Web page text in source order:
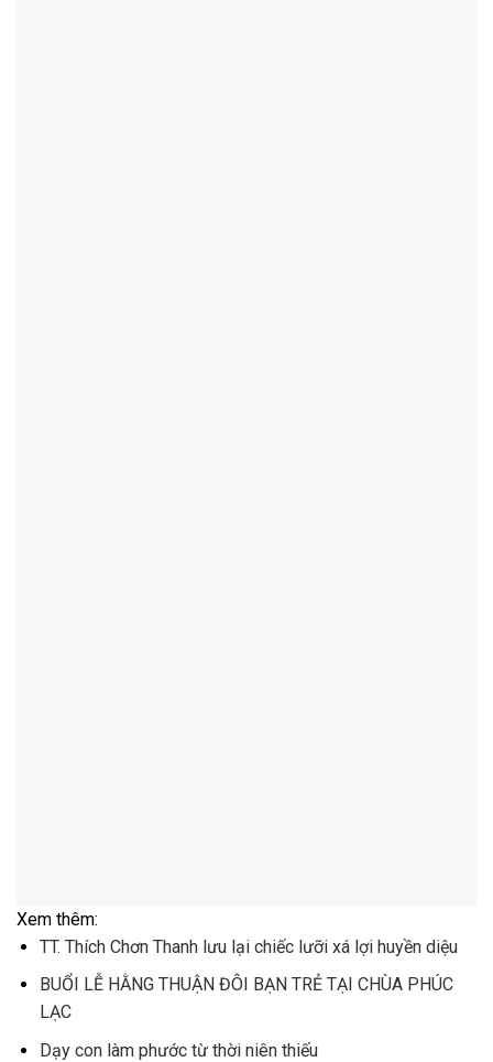
Xem thêm:
TT. Thích Chơn Thanh lưu lại chiếc lưỡi xá lợi huyền diệu
BUỔI LỄ HẰNG THUẬN ĐÔI BẠN TRẺ TẠI CHÙA PHÚC
LẠC
Dạy con làm phước từ thời niên thiếu